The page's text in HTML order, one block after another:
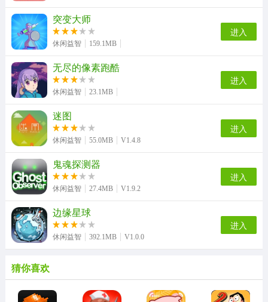
突变大师
休闲益智 159.1MB
进入
无尽的像素跑酷
休闲益智 23.1MB
进入
迷图
休闲益智 55.0MB V1.4.8
进入
鬼魂探测器
休闲益智 27.4MB V1.9.2
进入
边缘星球
休闲益智 392.1MB V1.0.0
进入
猜你喜欢